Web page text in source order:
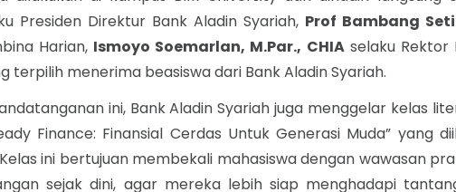
Presiden Direktur Bank Aladin Syariah, Prof Bambang
Harian, Ismoyo Soemarlan, M.Par., CHIAselaku Rektor
terpilih menerima beasiswa dari Bank Aladin Syariah.
ini, Bank Aladin Syariah juga menggelar kelas
Finance: Finansial Cerdas Untuk Generasi Muda” yang
ini bertujuan membekali mahasiswa dengan wawasan
sejak dini, agar mereka lebih siap menghadapi